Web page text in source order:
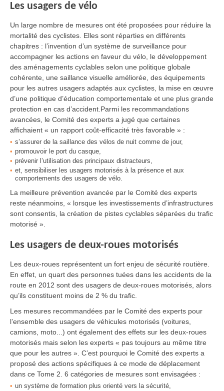
Les usagers de vélo
Un large nombre de mesures ont été proposées pour réduire la
mortalité des cyclistes. Elles sont réparties en différents
chapitres : l’invention d’un système de surveillance pour
accompagner les actions en faveur du vélo, le développement
des aménagements cyclables selon une politique globale
cohérente, une saillance visuelle améliorée, des équipements
pour les autres usagers adaptés aux cyclistes, la mise en œuvre
d’une politique d’éducation comportementale et une plus grande
protection en cas d’accident.Parmi les recommandations
avancées, le Comité des experts a jugé que certaines
affichaient « un rapport coût-efficacité très favorable » :
s’assurer de la saillance des vélos de nuit comme de jour,
promouvoir le port du casque,
prévenir l’utilisation des principaux distracteurs,
et, sensibiliser les usagers motorisés à la présence et aux
comportements des usagers de vélo.
La meilleure prévention avancée par le Comité des experts
reste néanmoins, « lorsque les investissements d’infrastructures
sont consentis, la création de pistes cyclables séparées du trafic
motorisé ».
Les usagers de deux-roues motorisés
Les deux-roues représentent un fort enjeu de sécurité routière.
En effet, un quart des personnes tuées dans les accidents de la
route en 2012 sont des usagers de deux-roues motorisés, alors
qu’ils constituent moins de 2 % du trafic.
Les mesures recommandées par le Comité des experts pour
l’ensemble des usagers de véhicules motorisés (voitures,
camions, moto...) ont également des effets sur les deux-roues
motorisés mais selon les experts « pas toujours au même titre
que pour les autres ». C’est pourquoi le Comité des experts a
proposé des actions spécifiques à ce mode de déplacement
dans ce Tome 2. 6 catégories de mesures sont envisagées :
un système de formation plus orienté vers la sécurité,